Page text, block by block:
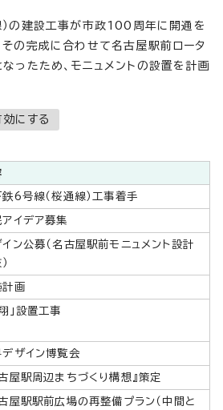
の建設工事が市政100周年に開通を
その完成に合わせて名古屋駅前ロータ
ったため、モニュメントの設置を計画
にする
6号線（桜通線）工事着手
イデア募集
ン公募（名古屋駅前モニュメント設計
計画
翔」設置工事
デザイン博覧会
古屋駅周辺まちづくり構想』策定
古屋駅駅前広場の再整備プラン（中間と